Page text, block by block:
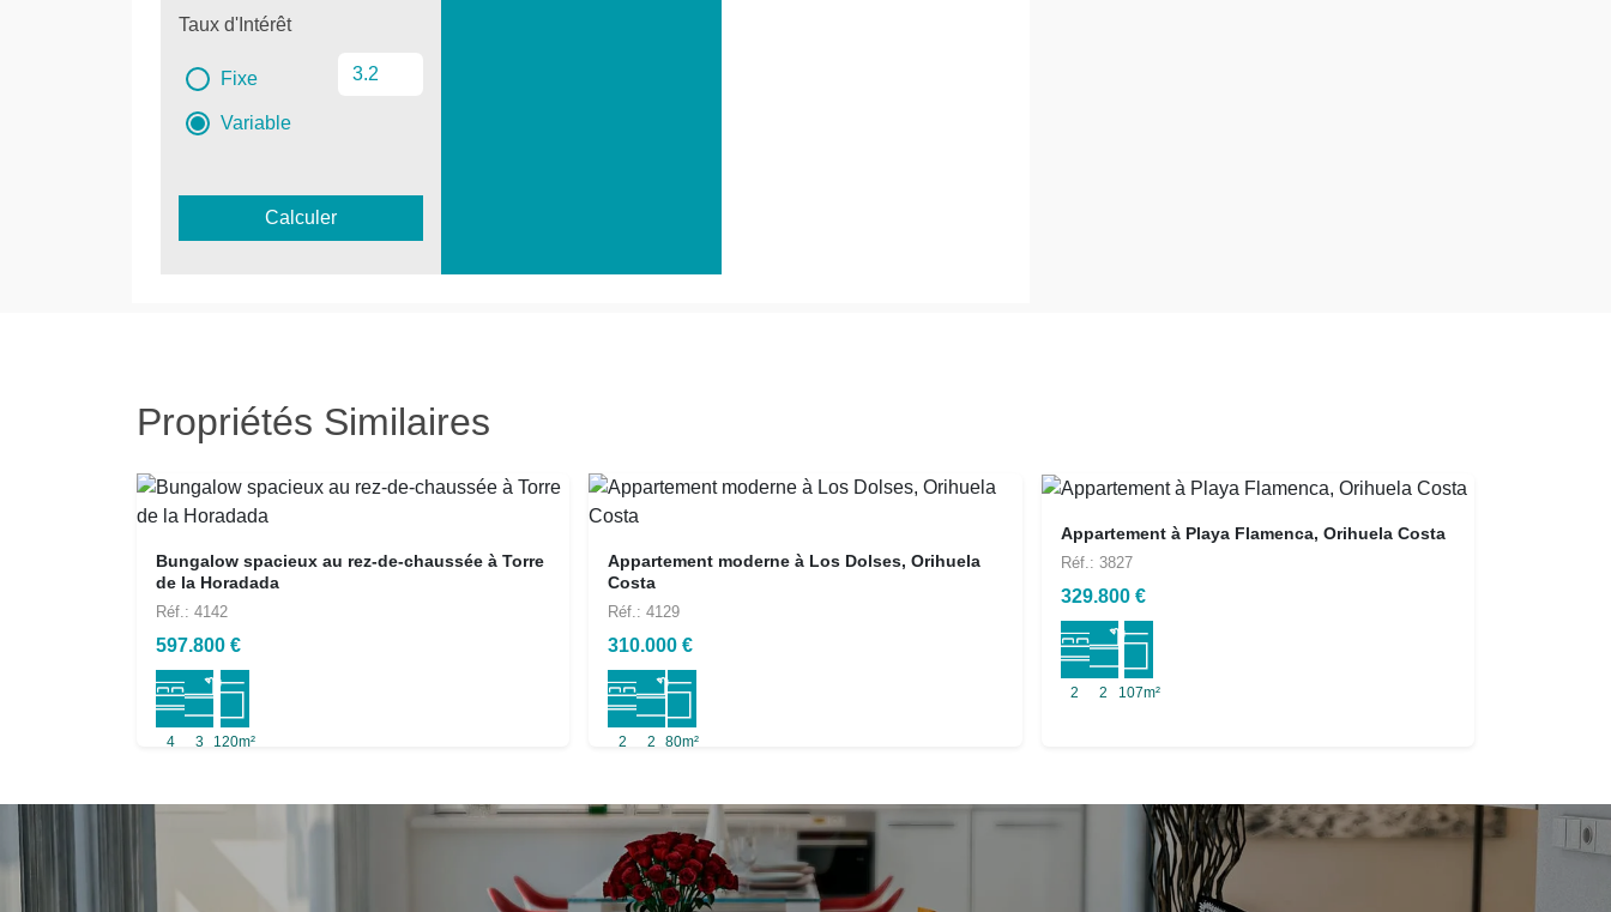
Taux d'Intérêt
Fixe
Variable
Calculer
Propriétés Similaires
Bungalow spacieux au rez-de-chaussée à Torre
de la Horadada
Réf.: 4142
597.800 €
4 3 120m²
Appartement moderne à Los Dolses, Orihuela
Costa
Réf.: 4129
310.000 €
2 2 80m²
Appartement à Playa Flamenca, Orihuela Costa
Réf.: 3827
329.800 €
2 2 107m²